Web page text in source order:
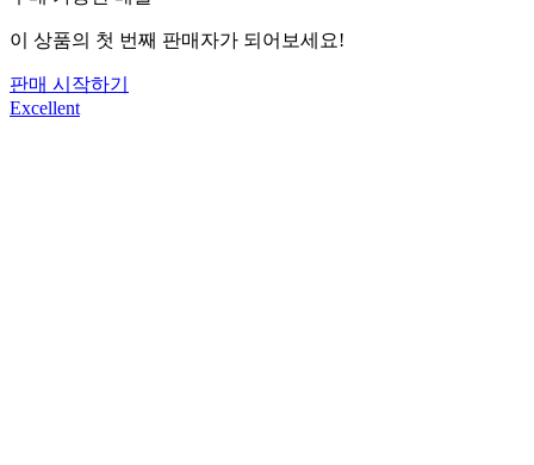
이 상품의 첫 번째 판매자가 되어보세요!
판매 시작하기
Excellent